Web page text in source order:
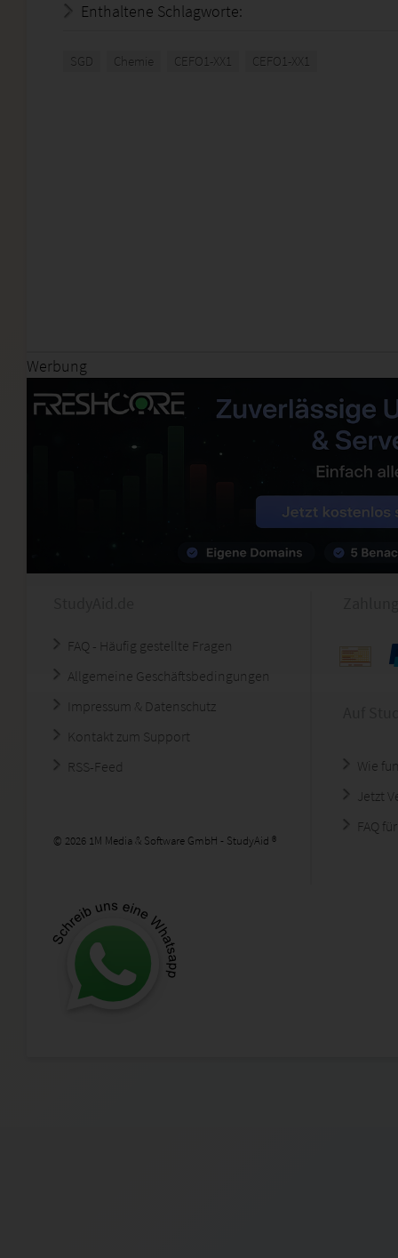
Enthaltene Schlagworte:
SGD Chemie CEFO1-XX1 CEFO1-XX1
Werbung
FAQ - Häufig gestellte Fragen
Allgemeine Geschäftsbedingungen
Impressum & Datenschutz
Kontakt zum Support
RSS-Feed
© 2026 1M Media & Software GmbH - StudyAid ®
Wie
Jetzt
FAQ